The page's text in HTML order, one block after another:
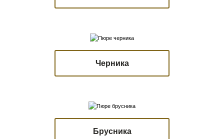
Черника
Брусника